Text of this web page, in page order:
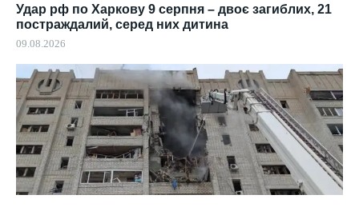
Удар рф по Харкову 9 серпня – двоє загиблих, 21
постраждалий, серед них дитина
09.08.2026